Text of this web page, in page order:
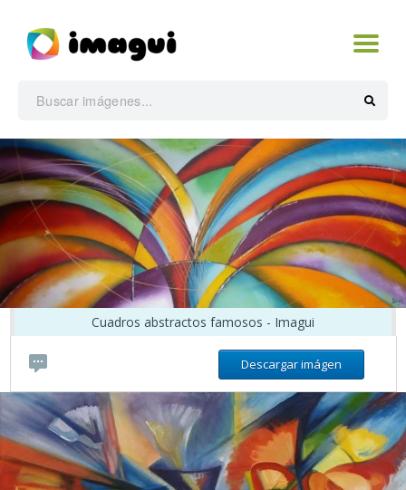
Cuadros abstractos famosos - Imagui
Descargar imágen